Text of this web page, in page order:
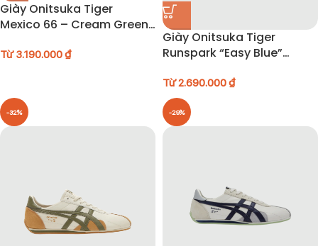
Giày Onitsuka Tiger
Mexico 66 – Cream Green
Từ3.190.000₫
Giày Onitsuka Tiger
Runspark “Easy Blue”
Từ2.690.000₫
-32% -29%